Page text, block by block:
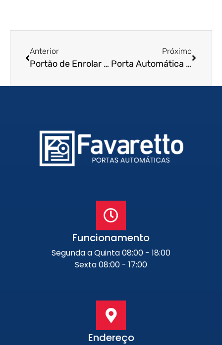
Anterior
Portão de Enrolar Automático em Itu – SP
Próximo
Porta Automática de Enrolar em Itatiba – SP
Funcionamento
Segunda a Quinta 08:00 - 18:00
Sexta 08:00 - 17:00
Endereço